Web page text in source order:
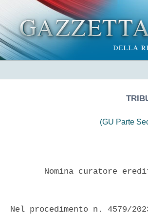
(GU Parte
Nomina curatore
Nel procedimento n. 4579/